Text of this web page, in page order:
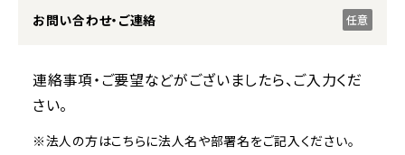
お問い合わせ・ご連絡 任意
連絡事項・ご要望などがございましたら、ご入力くだ
さい。
※法人の方はこちらに法人名や部署名をご記入ください。